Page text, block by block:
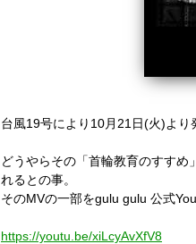
台風19号により 10月 21 日(火)より
どうやらその「首輪教育のすすめ
れるとの事。
そのMVの一部をgulu gulu 公式
https://youtu.be/xiLcyAvXfV8